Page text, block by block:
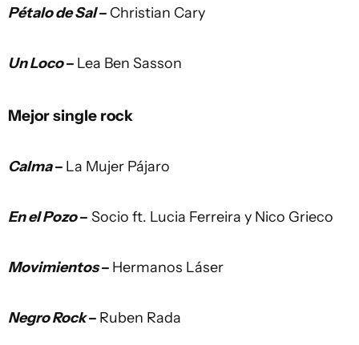
Pétalo de Sal– Christian Cary
Un Loco– Lea Ben Sasson
Mejor single rock
Calma– La Mujer Pájaro
En el Pozo– Socio ft. Lucia Ferreira y Nico Grieco
Movimientos– Hermanos Láser
Negro Rock– Ruben Rada